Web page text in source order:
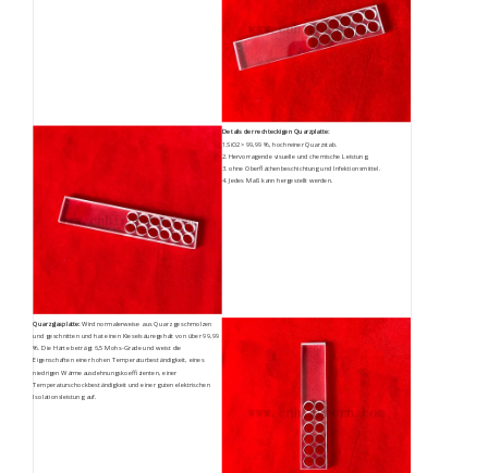
Details der rechteckigen Quarzplatte:
1.SiO2> 99,99 %, hochreiner Quarzstab.
2. Hervorragende visuelle und chemische Leistung.
3. ohne Oberflächenbeschichtung und Infektionsmittel.
4. Jedes Maß kann hergestellt werden.
Quarzglasplatte:Wird normalerweise aus Quarz geschmolzen
und geschnitten und hat einen Kieselsäuregehalt von über 99,99
%. Die Härte beträgt 6,5 Mohs-Grade und weist die
Eigenschaften einer hohen Temperaturbeständigkeit, eines
niedrigen Wärmeausdehnungskoeffizienten, einer
Temperaturschockbeständigkeit und einer guten elektrischen
Isolationsleistung auf.